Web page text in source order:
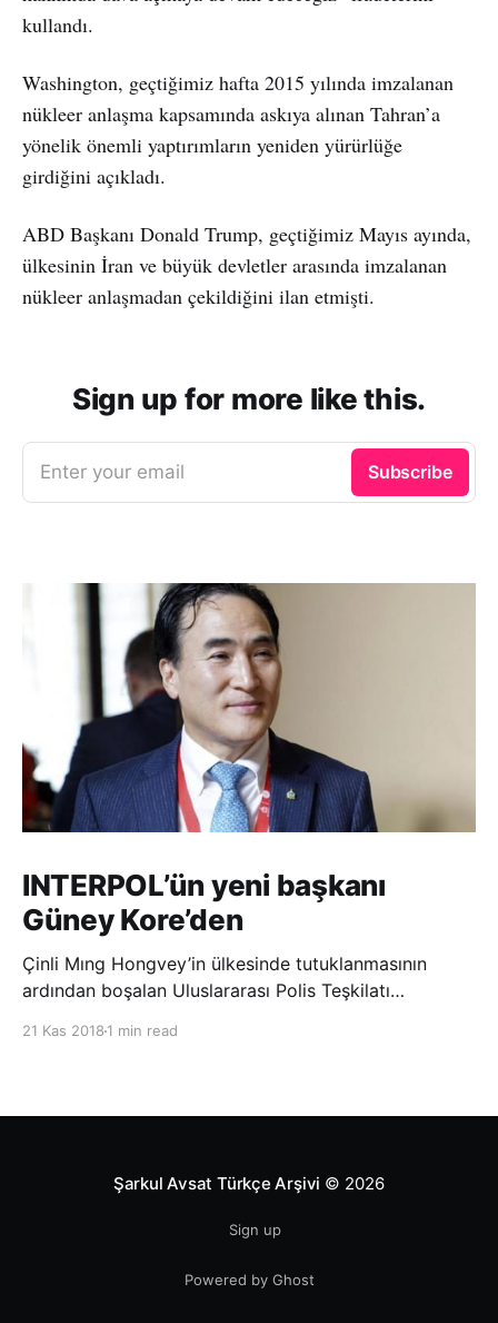
kullandı.
Washington, geçtiğimiz hafta 2015 yılında imzalanan
nükleer anlaşma kapsamında askıya alınan Tahran’a
yönelik önemli yaptırımların yeniden yürürlüğe
girdiğini açıkladı.
ABD Başkanı Donald Trump, geçtiğimiz Mayıs ayında,
ülkesinin İran ve büyük devletler arasında imzalanan
nükleer anlaşmadan çekildiğini ilan etmişti.
Sign up for more like this.
Enter your email Subscribe
INTERPOL’ün yeni başkanı
Güney Kore’den
Çinli Mıng Hongvey’in ülkesinde tutuklanmasının
ardından boşalan Uluslararası Polis Teşkilatı
21 Kas 2018 1 min read
Şarkul Avsat Türkçe Arşivi © 2026
Sign up
Powered by Ghost